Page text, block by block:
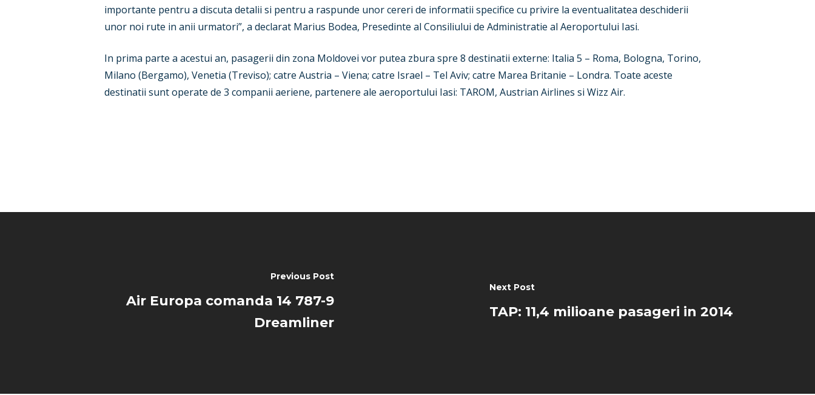
importante pentru a discuta detalii si pentru a raspunde unor cereri de informatii specifice cu privire la eventualitatea deschiderii
unor noi rute in anii urmatori”, a declarat Marius Bodea, Presedinte al Consiliului de Administratie al Aeroportului Iasi.
In prima parte a acestui an, pasagerii din zona Moldovei vor putea zbura spre 8 destinatii externe: Italia 5 – Roma, Bologna, Torino,
Milano (Bergamo), Venetia (Treviso); catre Austria – Viena; catre Israel – Tel Aviv; catre Marea Britanie – Londra. Toate aceste
destinatii sunt operate de 3 companii aeriene, partenere ale aeroportului Iasi: TAROM, Austrian Airlines si Wizz Air.
Previous Post
Air Europa comanda 14 787-9
Dreamliner
Next Post
TAP: 11,4 milioane pasageri in 2014